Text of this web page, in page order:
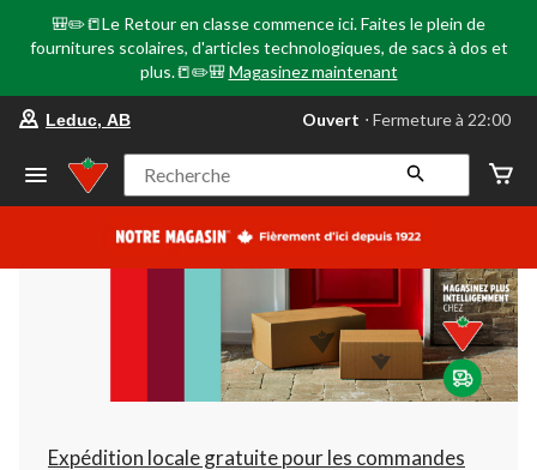
🎒✏️📒Le Retour en classe commence ici. Faites le plein de
fournitures scolaires, d'articles technologiques, de sacs à dos et
plus.📒✏️🎒 Magasinez maintenant
votre
préféré
Leduc,
AB,
courament
Fermeture
à
22:00
cliquer
pour
changer
Leduc, AB Ouvert ⋅ Fermeture à 22:00
Recherche
Expédition locale gratuite pour les commandes